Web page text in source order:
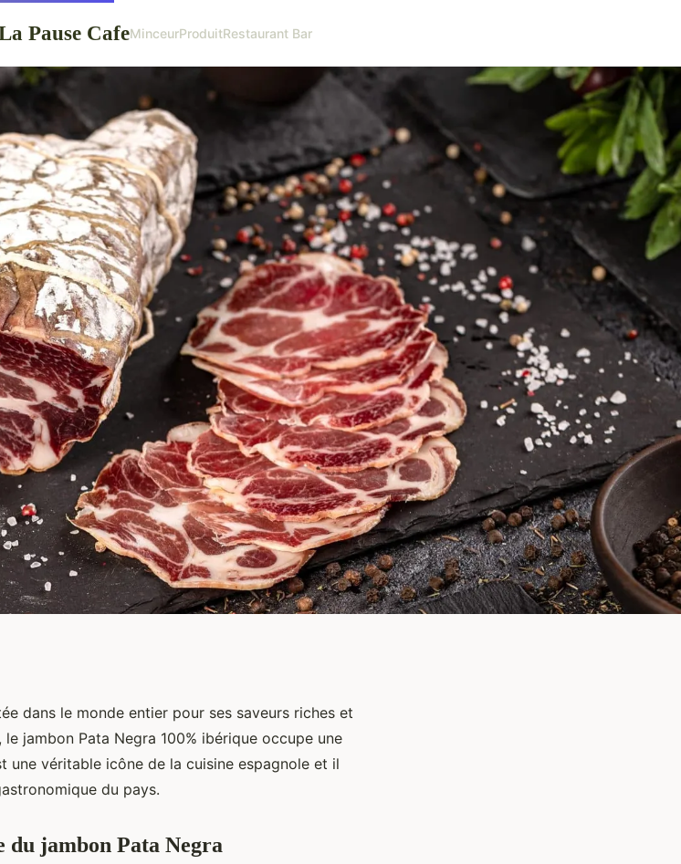
Pause CafeMinceurProduitRestaurant Bar
ibérique :
dans le monde entier pour ses saveurs riches et
jambon Pata Negra 100% ibérique occupe une
une véritable icône de la cuisine espagnole et il
du pays.
du jambon Pata Negra